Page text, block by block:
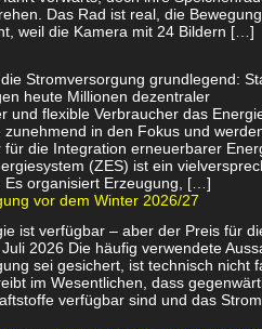
Das Rad ist real, die
weil die Kamera mit 24 Bildern […]
Stromversorgung grundlegend:
heute Millionen dezentraler
und flexible Verbraucher das
in den Fokus und
die Integration erneuerbarer
(ZES) ist ein
Es organisiert Erzeugung, […]
vor dem Winter 2026/27
ist verfügbar – aber der Preis für
2026 Die häufig verwendete
sei gesichert, ist technisch nicht
im Wesentlichen, dass
verfügbar sind und das